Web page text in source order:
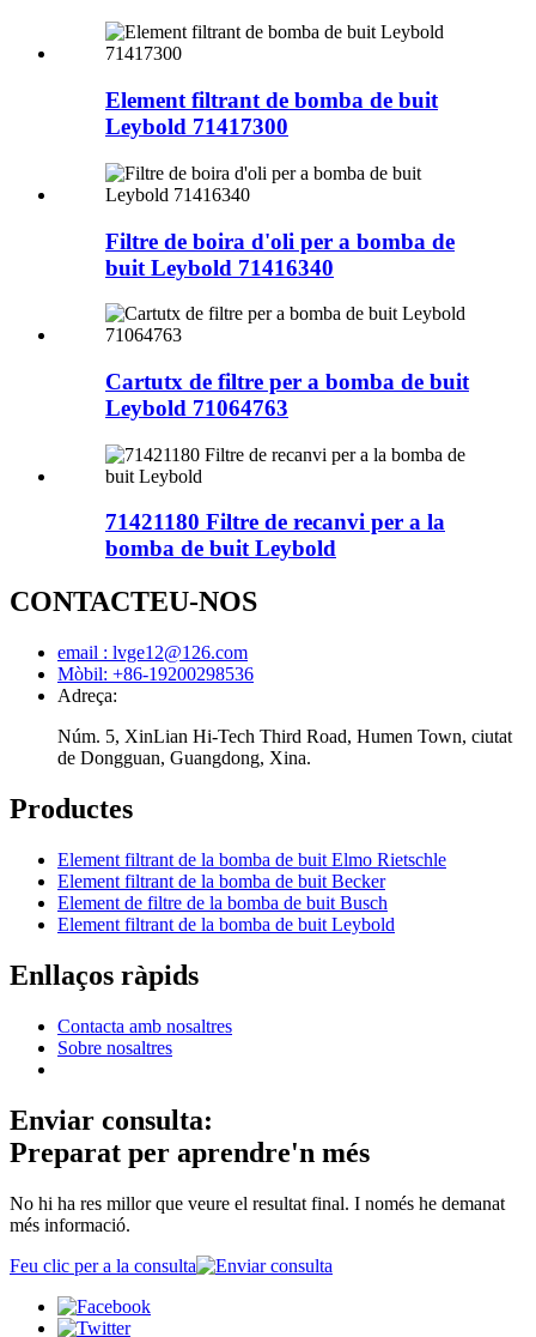
Element filtrant de bomba de buit
Leybold 71417300
Filtre de boira d'oli per a bomba de
buit Leybold 71416340
Cartutx de filtre per a bomba de buit
Leybold 71064763
71421180 Filtre de recanvi per a la
bomba de buit Leybold
CONTACTEU-NOS
email : lvge12@126.com
Mòbil: +86-19200298536
Adreça:
Núm. 5, XinLian Hi-Tech Third Road, Humen Town, ciutat
de Dongguan, Guangdong, Xina.
Productes
Element filtrant de la bomba de buit Elmo Rietschle
Element filtrant de la bomba de buit Becker
Element de filtre de la bomba de buit Busch
Element filtrant de la bomba de buit Leybold
Enllaços ràpids
Contacta amb nosaltres
Sobre nosaltres
Enviar consulta:
Preparat per aprendre'n més
No hi ha res millor que veure el resultat final. I només he demanat
més informació.
Feu clic per a la consulta